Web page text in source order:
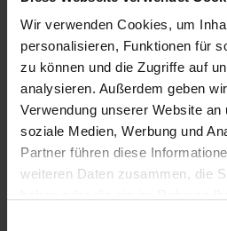
Wir verwenden Cookies, um
personalisieren, Funktionen für
zu können und die Zugriffe auf
analysieren. Außerdem geben
Verwendung unserer Website
soziale Medien, Werbung und
Partner führen diese
weiteren Daten zusammen, die
Metro, col. 03
95,00 €